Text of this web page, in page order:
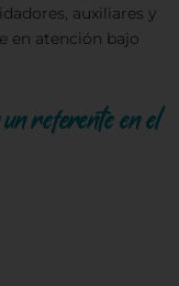
auxiliares y
en atención bajo
referente en el